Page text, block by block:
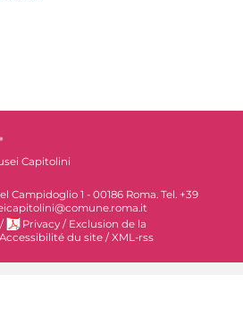
Capitolini
Campidoglio 1 - 00186 Roma. Tel. +39
/ Privacy / Exclusion de la
Accessibilité du site /XML-rss